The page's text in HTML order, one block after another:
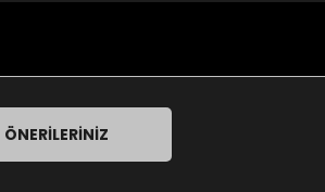
ÖNERILERINIZ